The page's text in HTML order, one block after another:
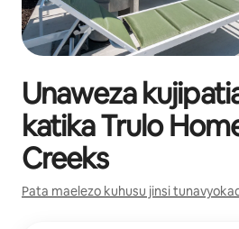
Unaweza
katikaTrulo
Creeks
Pata maelezo kuhusu jinsi